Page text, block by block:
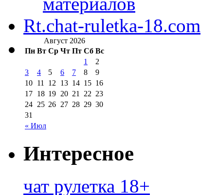
Rt.chat-ruletka-18.com
Август 2026
Пн Вт Ср Чт Пт Сб Вс
« Июл
1
2
3
4 5 6 7 8
9
10 11 12 13 14 15 16
17 18 19 20 21 22 23
24 25 26 27 28 29 30
31
Интересное
чат рулетка 18+